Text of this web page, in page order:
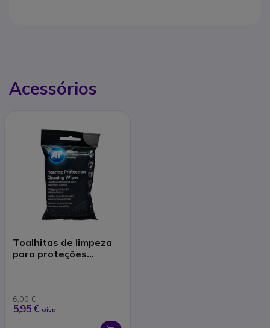
Acessórios
Toalhitas de limpeza
para proteções
6,00 €
5,95 € s/iva